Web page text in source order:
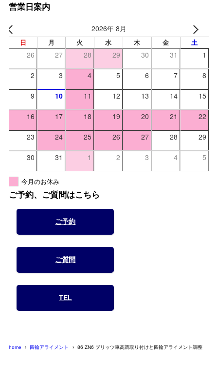
営業日案内
2026年 8月
日 月 火 水 木 金 土
26 27 28 29 30 31 1
2 3 4 5 6 7 8
9 10 11 12 13 14 15
16 17 18 19 20 21 22
23 24 25 26 27 28 29
30 31 1 2 3 4 5
今月のお休み
ご予約、ご質問はこちら
ご予約
ご質問
TEL
home 四輪アライメント 86 ZN6 ブリッツ車高調取り付けと四輪アライメント調整